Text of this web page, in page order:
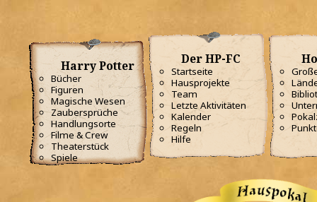
Harry Potter
Bücher
Figuren
Magische Wesen
Zaubersprüche
Handlungsorte
Filme & Crew
Theaterstück
Spiele
Der HP-FC
Startseite
Hausprojekte
Team
Letzte Aktivitäten
Kalender
Regeln
Hilfe